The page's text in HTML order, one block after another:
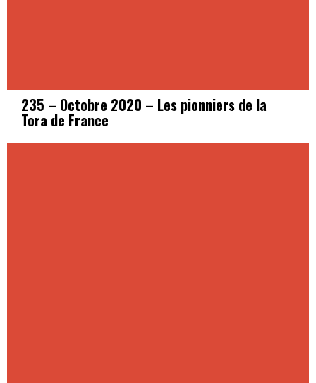
235 – Octobre 2020 – Les pionniers de la
Tora de France